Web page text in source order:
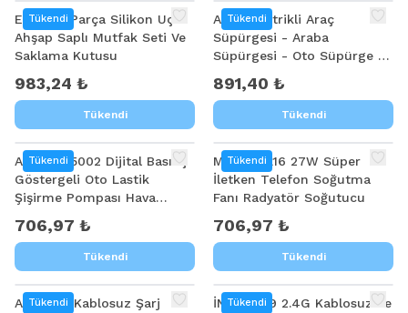
Tükendi
Ezere 11 Parça Silikon Uçlu
Ahşap Saplı Mutfak Seti Ve
Saklama Kutusu
983,24 ₺
Tükendi
Tükendi
ALLY Elektrikli Araç
Süpürgesi - Araba
Süpürgesi - Oto Süpürge -
891,40 ₺
Tükendi
Tükendi
ALLY ST-5002 Dijital Basınç
Göstergeli Oto Lastik
Şişirme Pompası Hava
706,97 ₺
Tükendi
Tükendi
MEMO DL16 27W Süper
İletken Telefon Soğutma
Fanı Radyatör Soğutucu
706,97 ₺
Tükendi
Tükendi
ALLY K31 Kablosuz Şarj
Tükendi
İNPHİC A9 2.4G Kablosuz Ve